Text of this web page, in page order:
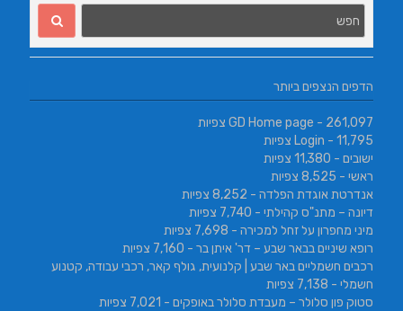
הדפים הנצפים ביותר
GD Home page - 261,097 צפיות
Login - 11,795 צפיות
ישובים - 11,380 צפיות
ראשי - 8,525 צפיות
אנדרטת אוגדת הפלדה - 8,252 צפיות
דיונה – מתנ"ס קהילתי - 7,740 צפיות
מיני מחפרון על זחל למכירה - 7,698 צפיות
רופא שיניים בבאר שבע – דר' איתן בר - 7,160 צפיות
רכבים חשמליים באר שבע | קלנועית, גולף קאר, רכבי עבודה, קטנוע
חשמלי - 7,138 צפיות
סטוק פון סלולר – מעבדת סלולר באופקים - 7,021 צפיות